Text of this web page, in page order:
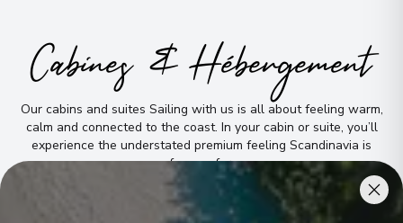
Norway
Arrivée:15/12/2027 15:50
15/12/2027 16:05
11 Skjervøy
Norway
15/12/2027 19:30
15/12/2027 19:45
Cabines & Hébergement
Our cabins and suites Sailing with us is all about feeling warm,
calm and connected to the coast. In your cabin or suite, you’ll
experience the understated premium feeling Scandinavia is
famous for.